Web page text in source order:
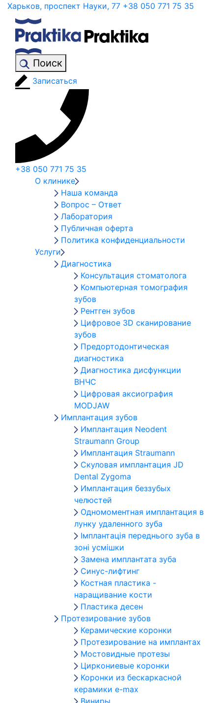
Харьков, проспект Науки, 77 +38 050 771 75 35
Поиск
Записаться
+38 050 771 75 35
О клинике
Наша команда
Вопрос – Ответ
Лаборатория
Публичная оферта
Политика конфиденциальности
Услуги
Диагностика
Консультация стоматолога
Компьютерная томография
зубов
Рентген зубов
Цифровое 3D сканирование
зубов
Предортодонтическая
диагностика
Диагностика дисфункции
ВНЧС
Цифровая аксиография
MODJAW
Имплантация зубов
Имплантация Neodent
Straumann Group
Имплантация Straumann
Скуловая имплантация JD
Dental Zygoma
Имплантация беззубых
челюстей
Одномоментная имплантация в
лунку удаленного зуба
Імплантація переднього зуба в
зоні усмішки
Замена имплантата зуба
Синус-лифтинг
Костная пластика -
наращивание кости
Пластика десен
Протезирование зубов
Керамические коронки
Протезирование на имплантах
Мостовидные протезы
Циркониевые коронки
Коронки из бескаркасной
керамики e-max